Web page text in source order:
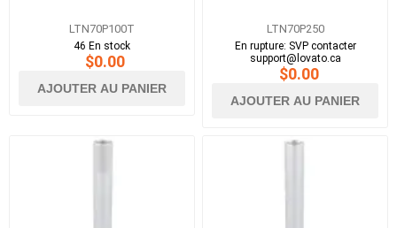
LTN70P100T
46 En stock
$0.00
AJOUTER AU PANIER
LTN70P250
En rupture: SVP contacter
support@lovato.ca
$0.00
AJOUTER AU PANIER